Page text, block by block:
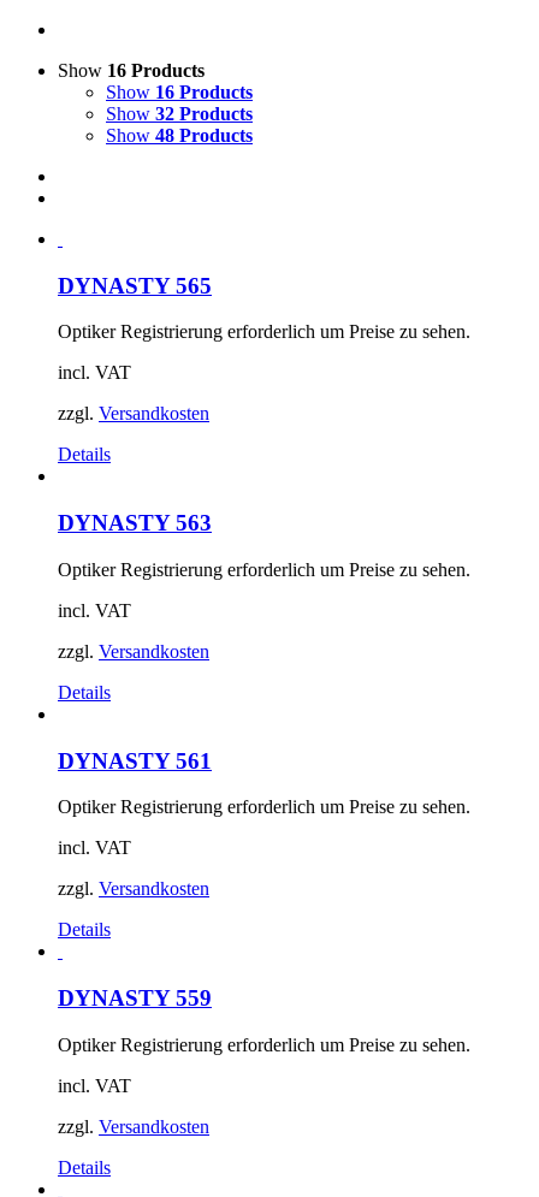
Show 16 Products
Show 16 Products
Show 32 Products
Show 48 Products
DYNASTY 565
Optiker Registrierung erforderlich um Preise zu sehen.
incl. VAT
zzgl. Versandkosten
Details
DYNASTY 563
Optiker Registrierung erforderlich um Preise zu sehen.
incl. VAT
zzgl. Versandkosten
Details
DYNASTY 561
Optiker Registrierung erforderlich um Preise zu sehen.
incl. VAT
zzgl. Versandkosten
Details
DYNASTY 559
Optiker Registrierung erforderlich um Preise zu sehen.
incl. VAT
zzgl. Versandkosten
Details